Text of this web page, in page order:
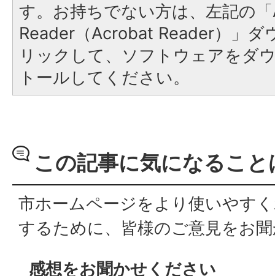
す。お持ちでない方は、左記の
Reader（Acrobat Reader）」ダ
リックして、ソフトウェアをダ
トールしてください。
この記事に気になるこ
市ホームページをより使いやす
するために、皆様のご意見をお
感想をお聞かせください